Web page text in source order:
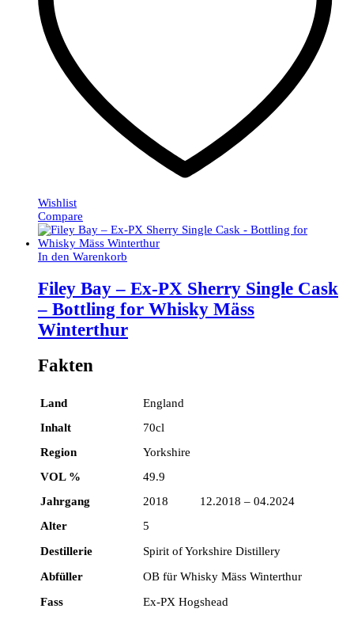
Wishlist
Compare
In den Warenkorb
Filey Bay – Ex-PX Sherry Single Cask
– Bottling for Whisky Mäss
Winterthur
Fakten
Land
England
Inhalt
70cl
Region
Yorkshire
VOL %
49.9
Jahrgang
2018 12.2018 – 04.2024
Alter
5
Destillerie
Spirit of Yorkshire Distillery
Abfüller
OB für Whisky Mäss Winterthur
Fass
Ex-PX Hogshead